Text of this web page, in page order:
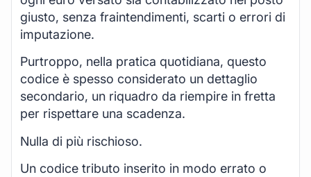
giusto, senza fraintendimenti, scarti o errori di
imputazione.
Purtroppo, nella pratica quotidiana, questo
codice è spesso considerato un dettaglio
secondario, un riquadro da riempire in fretta
per rispettare una scadenza.
Nulla di più rischioso.
Un codice tributo inserito in modo errato o